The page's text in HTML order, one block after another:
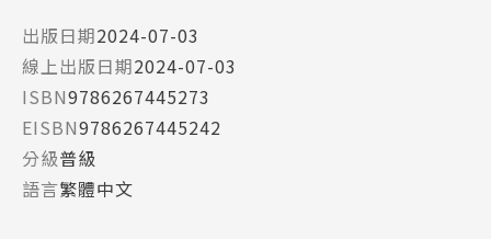
出版日期2024-07-03
線上出版日期2024-07-03
ISBN9786267445273
EISBN9786267445242
分級普級
語言繁體中文